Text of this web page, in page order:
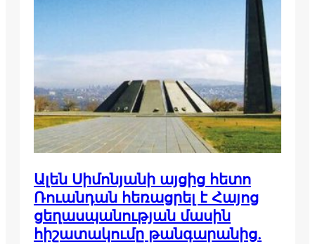
Ալեն Սիմոնյանի այցից հետո
Ռուանդան հեռացրել է Հայոց
ցեղասպանության մասին
հիշատակումը թանգարանից.